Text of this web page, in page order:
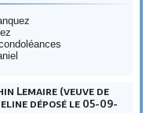
Lemaire (veuve de
déposé le 05-09-